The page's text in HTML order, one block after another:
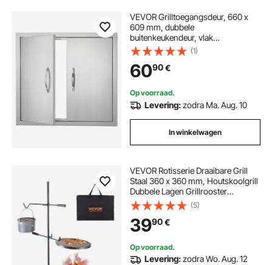
VEVOR Grilltoegangsdeur, 660 x
609 mm, dubbele
buitenkeukendeur, vlak
gemonteerde roestvrijstalen deur,
verticale wanddeur met
handgrepen, voor grill-eiland,
grillstation, buitenkast
(1)
6090€
Op voorraad.
Levering:zodra Ma. Aug. 10
In winkelwagen
VEVOR Rotisserie Draaibare Grill
Staal 360 x 360 mm, Houtskoolgrill
Dubbele Lagen Grillrooster
Grillframe Draagvermogen 6 kg
300 ℃ Vrijstaande Spit Roast Grill
BBQ Grill Grillkar Barbecue Buiten
(5)
3990€
Op voorraad.
Levering:zodra Wo. Aug. 12